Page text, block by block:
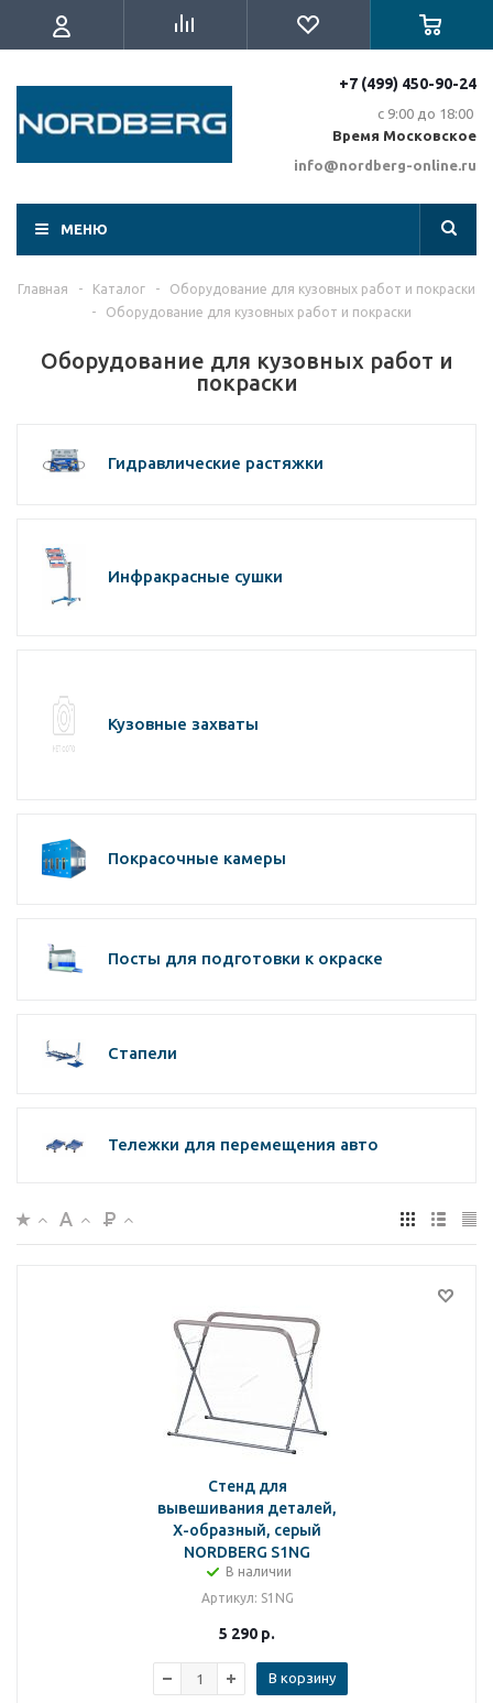
+7 (499) 450-90-24
с 9:00 до 18:00
Время Московское
info@nordberg-online.ru
МЕНЮ
Главная - Каталог -
Оборудование для кузовных работ и покраски
-
Оборудование для кузовных работ и покраски
Оборудование для кузовных работ и
покраски
Гидравлические растяжки
Инфракрасные сушки
Кузовные захваты
Покрасочные камеры
Посты для подготовки к окраске
Стапели
Тележки для перемещения авто
Стенд для
вывешивания деталей,
Х-образный, серый
NORDBERG S1NG
В наличии
Артикул: S1NG
5 290 р.
В корзину